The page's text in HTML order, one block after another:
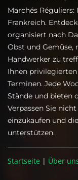
Marchés
Frankreich.
organisiert nach
Obst und Gemüse,
Handwerker zu
Ihnen
Terminen. Jede
Stände und bieten
Verpassen Sie
einzukaufen und
unterstützen.
Startseite | Über